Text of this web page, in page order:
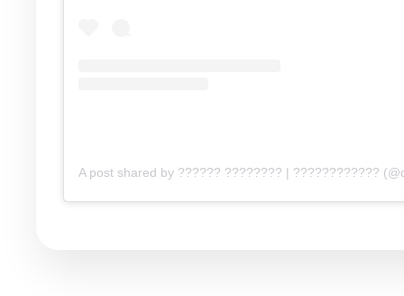
A post shared by ?????? ???????? | ????????????